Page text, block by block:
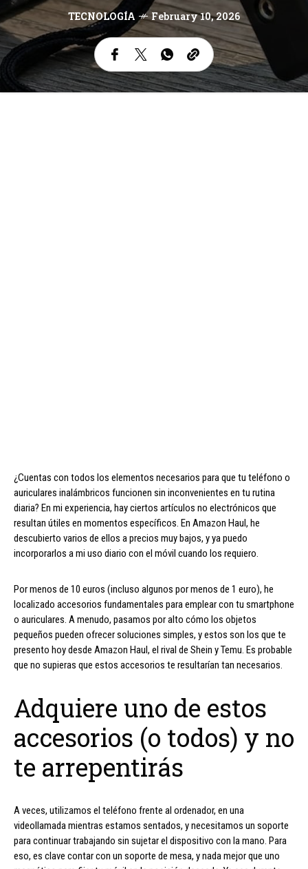
TECNOLOGÍA February 10, 2026
¿Cuentas con todos los elementos necesarios para que tu teléfono o
auriculares inalámbricos funcionen sin inconvenientes en tu rutina
diaria? En mi experiencia, hay ciertos artículos no electrónicos que
resultan útiles en momentos específicos. En Amazon Haul, he
descubierto varios de ellos a precios muy bajos, y ya puedo
incorporarlos a mi uso diario con el móvil cuando los requiero.
Por menos de 10 euros (incluso algunos por menos de 1 euro), he
localizado accesorios fundamentales para emplear con tu smartphone
o auriculares. A menudo, pasamos por alto cómo los objetos
pequeños pueden ofrecer soluciones simples, y estos son los que te
presento hoy desde Amazon Haul, el rival de Shein y Temu. Es probable
que no supieras que estos accesorios te resultarían tan necesarios.
Adquiere uno de estos
accesorios (o todos) y no
te arrepentirás
A veces, utilizamos el teléfono frente al ordenador, en una
videollamada mientras estamos sentados, y necesitamos un soporte
para continuar trabajando sin sujetar el dispositivo con la mano. Para
eso, es clave contar con un soporte de mesa, y nada mejor que uno